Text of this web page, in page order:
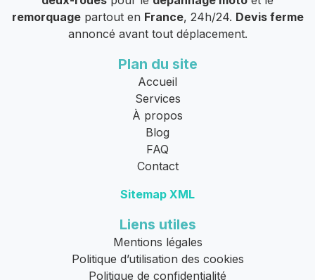
remorquagepartout en France, 24h/24. Devis ferme
annoncé avant tout déplacement.
Plan du site
Accueil
Services
À propos
Blog
FAQ
Contact
Sitemap XML
Liens utiles
Mentions légales
Politique d’utilisation des cookies
Politique de confidentialité